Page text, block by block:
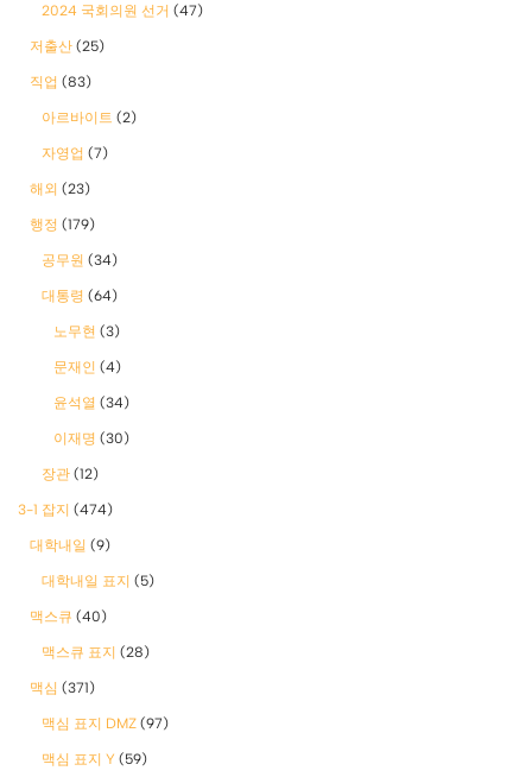
2024 국회의원 선거 (47)
저출산 (25)
직업 (83)
아르바이트 (2)
자영업 (7)
해외 (23)
행정 (179)
공무원 (34)
대통령 (64)
노무현 (3)
문재인 (4)
윤석열 (34)
이재명 (30)
장관 (12)
3-1 잡지 (474)
대학내일 (9)
대학내일 표지 (5)
맥스큐 (40)
맥스큐 표지 (28)
맥심 (371)
맥심 표지 DMZ (97)
맥심 표지 Y (59)